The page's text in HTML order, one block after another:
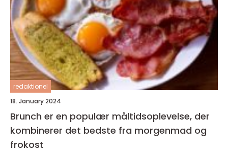
redaktionel
18. January 2024
Brunch er en populær måltidsoplevelse, der
kombinerer det bedste fra morgenmad og
frokost